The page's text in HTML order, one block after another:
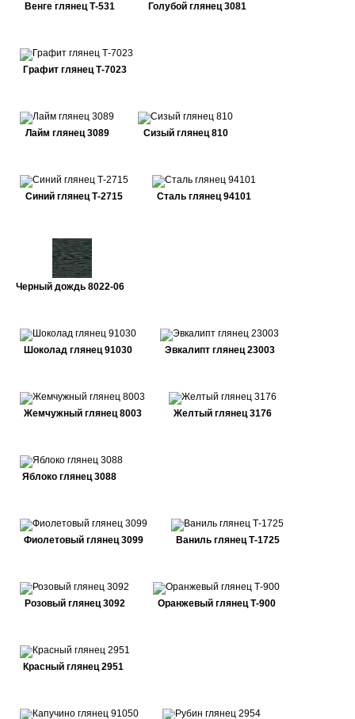
Венге глянец Т-531 Голубой глянец 3081
Графит глянец Т-7023
Лайм глянец 3089 Сизый глянец 810
Синий глянец Т-2715 Сталь глянец 94101
Черный дождь 8022-06
Шоколад глянец 91030 Эвкалипт глянец 23003
Жемчужный глянец 8003 Желтый глянец 3176
Яблоко глянец 3088
Фиолетовый глянец 3099 Ваниль глянец Т-1725
Розовый глянец 3092 Оранжевый глянец Т-900
Красный глянец 2951